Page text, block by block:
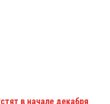
в начале декабря